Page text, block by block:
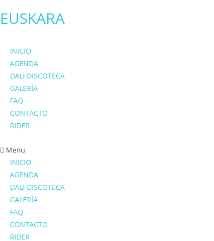
EUSKARA
INICIO
AGENDA
DALI DISCOTECA
GALERÍA
FAQ
CONTACTO
RIDER
Menu
INICIO
AGENDA
DALI DISCOTECA
GALERÍA
FAQ
CONTACTO
RIDER